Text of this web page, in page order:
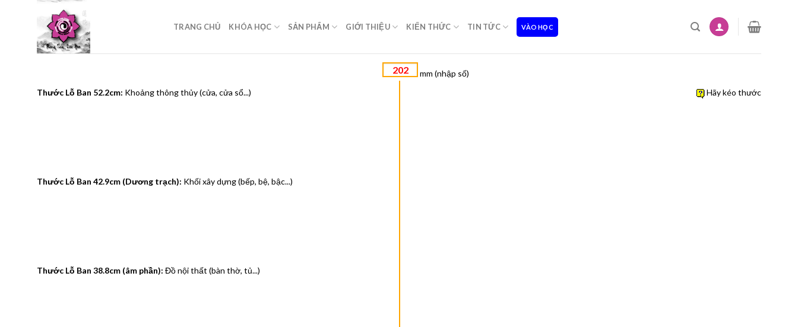
TRANG CHỦ KHÓA HỌC SẢN PHẨM GIỚI THIỆU KIẾN THỨC TIN TỨC VÀO HỌC
mm (nhập số)
Hãy kéo thước
Thước Lỗ Ban 52.2cm: Khoảng thông thủy (cửa, cửa sổ...)
Thước Lỗ Ban 42.9cm (Dương trạch): Khối xây dựng (bếp, bệ, bậc...)
Thước Lỗ Ban 38.8cm (âm phần): Đồ nội thất (bàn thờ, tủ...)